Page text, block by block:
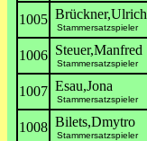
1005 Brückner,Ulrich
Stammersatzspieler
1006 Steuer,Manfred
Stammersatzspieler
1007 Esau,Jona
Stammersatzspieler
1008 Bilets,Dmytro
Stammersatzspieler